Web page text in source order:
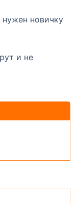
нужен новичку
и не